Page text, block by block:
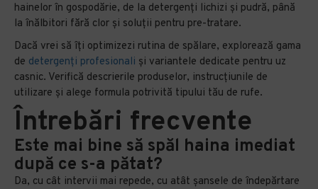
hainelor în gospodărie, de la detergenți lichizi și pudră, până
la înălbitori fără clor și soluții pentru pre-tratare.
Dacă vrei să îți optimizezi rutina de spălare, explorează gama
de detergenți profesionali și variantele dedicate pentru uz
casnic. Verifică descrierile produselor, instrucțiunile de
utilizare și alege formula potrivită tipului tău de rufe.
Întrebări frecvente
Este mai bine să spăl haina imediat
după ce s-a pătat?
Da, cu cât intervii mai repede, cu atât șansele de îndepărtare